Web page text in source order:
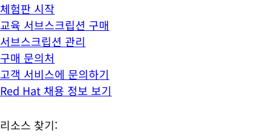
체험판 시작
교육 서브스크립션 구매
서브스크립션 관리
구매 문의처
고객 서비스에 문의하기
Red Hat 채용 정보 보기
리소스 찾기: